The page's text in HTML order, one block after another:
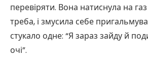
перевіряти. Вона натиснула на
треба, і змусила себе
стукало одне: “Я зараз зайду й
очі”.